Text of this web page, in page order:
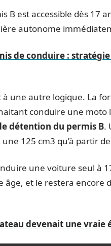
B est accessible dès 17
autonome
de conduire :
à une autre logique. La
conduire une moto
détention du permis B.
125 cm3 qu’à partir
une voiture seul à
et le restera encore
devenait une